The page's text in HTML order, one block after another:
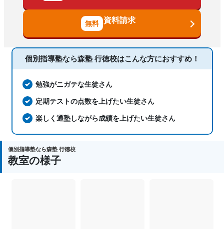
科目
国語、現代文、古典（古文・漢文）、算
数、数学、理科、物理、化学、生物、地
学、社会、日本史、世界史、歴史総合、
政治経済、地理、英語、英会話、プログ
ラミング、小論文
資料請求
個別指導塾なら森塾 行徳校はこんな方におすすめ！
勉強がニガテな生徒さん
定期テストの点数を上げたい生徒さん
楽しく通塾しながら成績を上げたい生徒さん
個別指導塾なら森塾 行徳校
教室の様子